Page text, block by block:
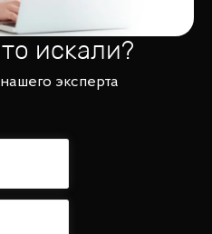
искали?
эксперта